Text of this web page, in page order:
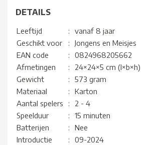
DETAILS
Leeftijd :
vanaf 8 jaar
Geschikt voor
:
Jongens en Meisjes
EAN code
:
0824968205662
Afmetingen
:
24×24×5 cm (l×b×h)
Gewicht
:
573 gram
Materiaal
:
Karton
Aantal spelers
:
2 - 4
Speelduur
:
15 minuten
Batterijen
:
Nee
Introductie
: 09-2024